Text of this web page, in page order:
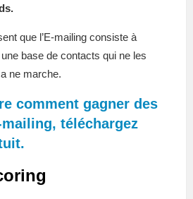
que l’E-mailing consiste à
base de contacts qui ne les
ne marche.
comment gagner des
téléchargez